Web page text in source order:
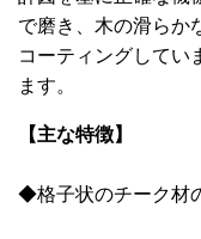
で磨き、木の滑らか
コーティングしてい
ます。
【主な特徴】
◆格子状のチーク材